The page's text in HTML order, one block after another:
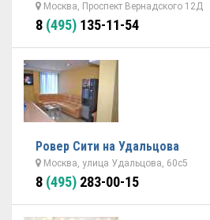
Москва, Проспект Вернадского 12Д
8 (495) 135-11-54
Ровер Сити на Удальцова
Москва, улица Удальцова, 60с5
8 (495) 283-00-15